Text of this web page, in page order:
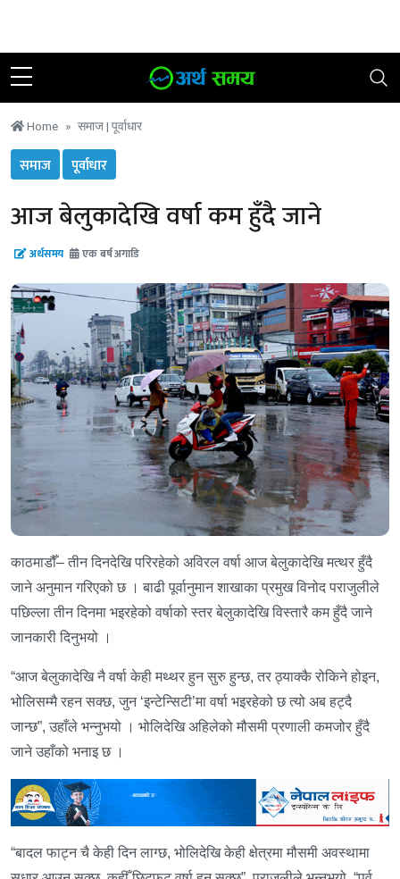
Home समाज | पूर्वाधार
समाज पूर्वाधार
आज बेलुकादेखि वर्षा कम हुँदै जाने
अर्थसमय एक बर्ष अगाडि
काठमाडौँ– तीन दिनदेखि परिरहेको अविरल वर्षा आज बेलुकादेखि मत्थर हुँदै
जाने अनुमान गरिएको छ । बाढी पूर्वानुमान शाखाका प्रमुख विनोद पराजुलीले
पछिल्ला तीन दिनमा भइरहेको वर्षाको स्तर बेलुकादेखि विस्तारै कम हुँदै जाने
जानकारी दिनुभयो ।
“आज बेलुकादेखि नै वर्षा केही मथ्थर हुन सुरु हुन्छ, तर ठ्याक्कै रोकिने होइन,
भोलिसम्मै रहन सक्छ, जुन ‘इन्टेन्सिटी’मा वर्षा भइरहेको छ त्यो अब हट्दै
जान्छ”, उहाँले भन्नुभयो । भोलिदेखि अहिलेको मौसमी प्रणाली कमजोर हुँदै
जाने उहाँको भनाइ छ ।
“बादल फाट्न चै केही दिन लाग्छ, भोलिदेखि केही क्षेत्रमा मौसमी अवस्थामा